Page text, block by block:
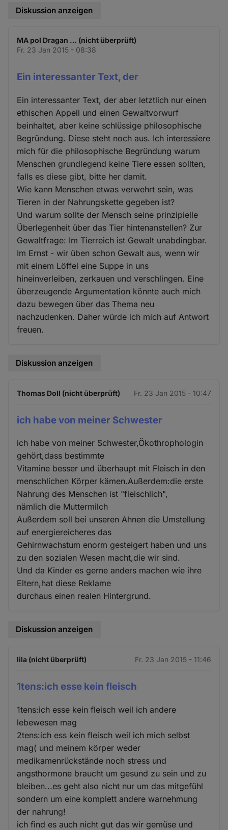
Diskussion anzeigen
MA pol Dragan … (nicht überprüft)
Fr. 23 Jan 2015 - 08:38
Ein interessanter Text, der
Ein interessanter Text, der aber letztlich nur einen
ethischen Appell und einen Gewaltvorwurf
beinhaltet, aber keine schlüssige philosophische
Begründung. Diese steht noch aus. Ich interessiere
mich für die philosophische Begründung warum
Menschen grundlegend keine Tiere essen sollten,
falls es diese gibt, bitte her damit.
Wie kann Menschen etwas verwehrt sein, was
Tieren in der Nahrungskette gegeben ist?
Und warum sollte der Mensch seine prinzipielle
Überlegenheit über das Tier hintenanstellen? Zur
Gewaltfrage: Im Tierreich ist Gewalt unabdingbar.
Im Ernst - wir üben schon Gewalt aus, wenn wir
mit einem Löffel eine Suppe in uns
hineinverleiben, zerkauen und verschlingen. Eine
überzeugende Argumentation könnte auch mich
dazu bewegen über das Thema neu
nachzudenken. Daher würde ich mich auf Antwort
freuen.
Diskussion anzeigen
Thomas Doll (nicht überprüft) Fr. 23 Jan 2015 - 10:47
ich habe von meiner Schwester
ich habe von meiner Schwester,Ökothrophologin
gehört,dass bestimmte
Vitamine besser und überhaupt mit Fleisch in den
menschlichen Körper kämen.Außerdem:die erste
Nahrung des Menschen ist "fleischlich",
nämlich die Muttermilch
Außerdem soll bei unseren Ahnen die Umstellung
auf energiereicheres das
Gehirnwachstum enorm gesteigert haben und uns
zu den sozialen Wesen macht,die wir sind.
Und da Kinder es gerne anders machen wie ihre
Eltern,hat diese Reklame
durchaus einen realen Hintergrund.
Diskussion anzeigen
lila (nicht überprüft) Fr. 23 Jan 2015 - 11:46
1tens:ich esse kein fleisch
1tens:ich esse kein fleisch weil ich andere
lebewesen mag
2tens:ich ess kein fleisch weil ich mich selbst
mag( und meinem körper weder
medikamenrückstände noch stress und
angsthormone braucht um gesund zu sein und zu
bleiben...es geht also nicht nur um das mitgefühl
sondern um eine komplett andere warnehmung
der nahrung!
ich find es auch nicht gut das wir gemüse und